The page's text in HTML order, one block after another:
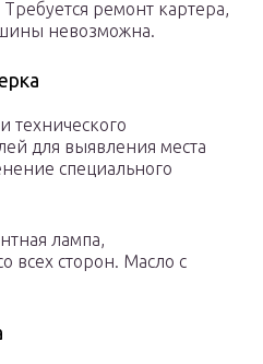
ремонт картера,
невозможна.
технического
для выявления места
специального
лампа,
всех сторон. Масло с